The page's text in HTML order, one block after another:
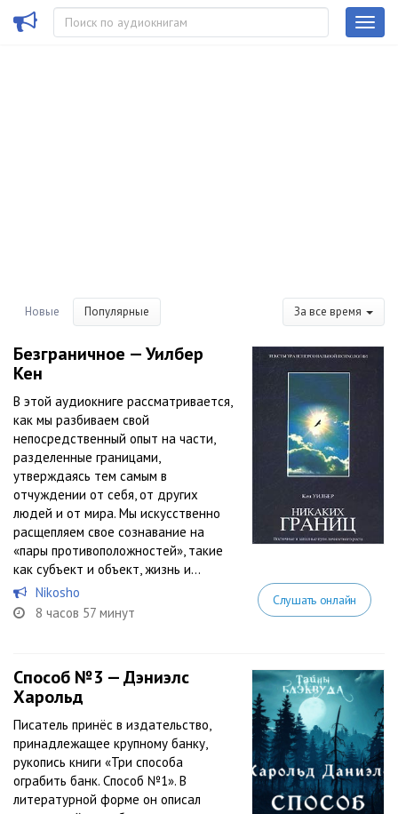
Новые Популярные За все время
Безграничное — Уилбер
Кен
В этой аудиокниге рассматривается,
как мы разбиваем свой
непосредственный опыт на части,
разделенные границами,
утверждаясь тем самым в
отчуждении от себя, от других
людей и от мира. Мы искусственно
расщепляем свое сознавание на
«пары противоположностей», такие
как субъект и объект, жизнь и...
Nikosho
8 часов 57 минут
Слушать онлайн
Способ №3 — Дэниэлс
Харольд
Писатель принёс в издательство,
принадлежащее крупному банку,
рукопись книги «Три способа
ограбить банк. Способ №1». В
литературной форме он описал